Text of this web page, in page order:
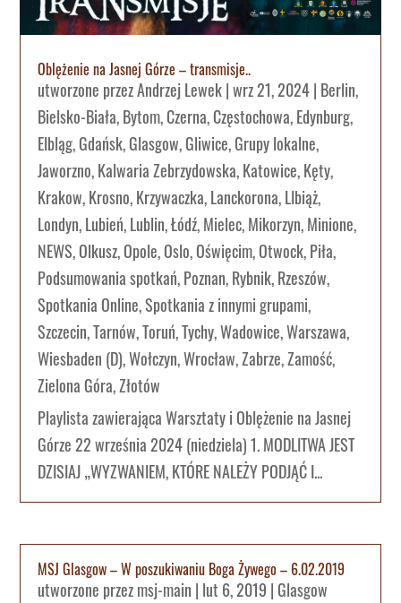
Oblężenie na Jasnej Górze – transmisje..
utworzone przezAndrzej Lewek|wrz 21, 2024| Berlin,
Bielsko-Biała,Bytom,Czerna,Częstochowa,Edynburg,
Elbląg,Gdańsk,Glasgow,Gliwice,Grupy lokalne,
Jaworzno,Kalwaria Zebrzydowska,Katowice,Kęty,
Krakow,Krosno,Krzywaczka,Lanckorona,LIbiąż,
Londyn,Lubień,Lublin,Łódź,Mielec,Mikorzyn,Minione,
NEWS,Olkusz,Opole,Oslo,Oświęcim,Otwock,Piła,
Podsumowania spotkań,Poznan,Rybnik,Rzeszów,
Spotkania Online,Spotkania z innymi grupami,
Szczecin,Tarnów,Toruń,Tychy,Wadowice,Warszawa,
Wiesbaden (D),Wołczyn,Wrocław,Zabrze,Zamość,
Zielona Góra,Złotów
Playlista zawierająca Warsztaty i Oblężenie na Jasnej
Górze 22 września 2024 (niedziela) 1. MODLITWA JEST
DZISIAJ „WYZWANIEM, KTÓRE NALEŻY PODJĄĆ I...
MSJ Glasgow – W poszukiwaniu Boga Żywego – 6.02.2019
utworzone przezmsj-main | lut 6, 2019 | Glasgow